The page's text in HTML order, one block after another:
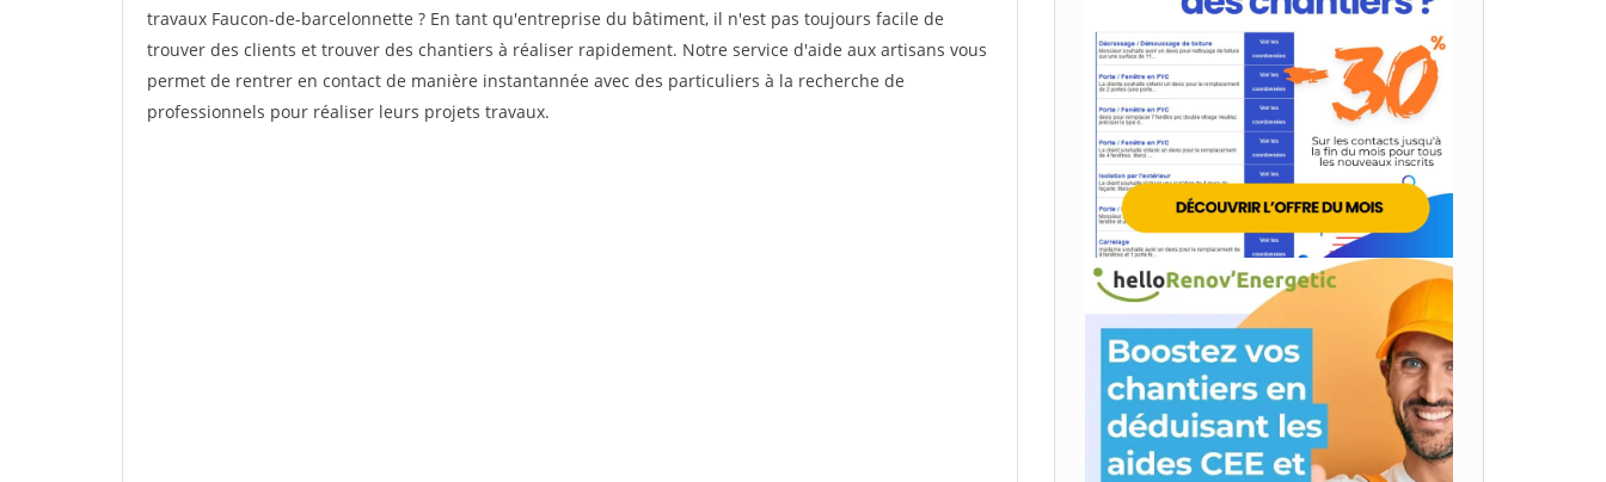
travaux Faucon-de-barcelonnette ? En tant qu'entreprise du bâtiment, il n'est pas toujours facile de
trouver des clients et trouver des chantiers à réaliser rapidement. Notre service d'aide aux artisans vous
permet de rentrer en contact de manière instantannée avec des particuliers à la recherche de
professionnels pour réaliser leurs projets travaux.